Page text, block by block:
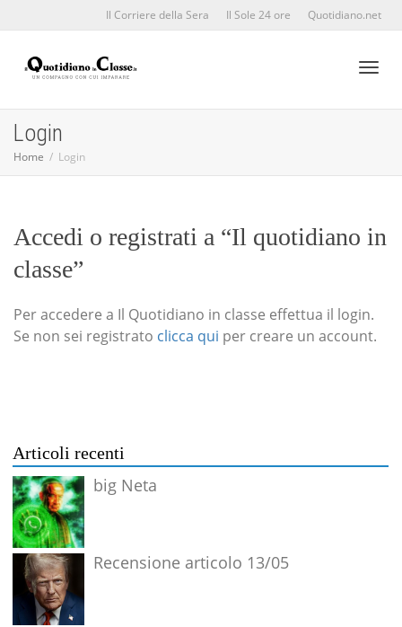
Il Corriere della Sera Il Sole 24 ore Quotidiano.net
Login
Home Login
Accedi o registrati a “Il quotidiano in
classe”
Per accedere a Il Quotidiano in classe effettua il login.
Se non sei registrato clicca qui per creare un account.
Articoli recenti
big Neta
Recensione articolo 13/05